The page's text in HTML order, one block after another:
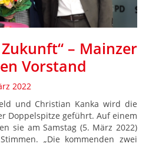
– Mainzer
Vorstand
2022
und Christian Kanka wird die
Doppelspitze geführt. Auf einem
sie am Samstag (5. März 2022)
„Die kommenden zwei